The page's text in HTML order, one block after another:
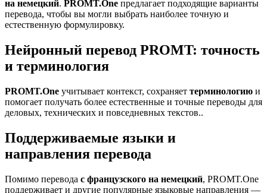
на немецкий. PROMT.One предлагает подходящие варианты
перевода, чтобы вы могли выбрать наиболее точную и
естественную формулировку.
Нейронный перевод PROMT: точность
и терминология
PROMT.One учитывает контекст, сохраняет терминологию и
помогает получать более естественные и точные переводы для
деловых, технических и повседневных текстов..
Поддерживаемые языки и
направления перевода
Помимо перевода с французского на немецкий, PROMT.One
поддерживает и другие популярные языковые направления —